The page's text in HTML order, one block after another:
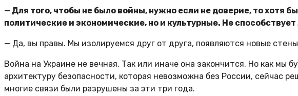
— Для того, чтобы не было войны, нужно если не доверие, то хотя
политические и экономические, но и культурные. Не
— Да, вы правы. Мы изолируемся друг от друга, появляются новые
Война на Украине не вечная. Так или иначе она закончится. Но как
архитектуру безопасности, которая невозможна без России, сейчас
многие связи были разрушены за эти три года.